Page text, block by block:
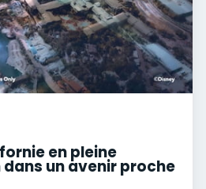
en pleine
un avenir proche